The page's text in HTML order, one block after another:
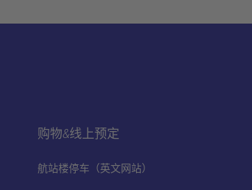
购物&线上预定
航站楼停车（英文网站）